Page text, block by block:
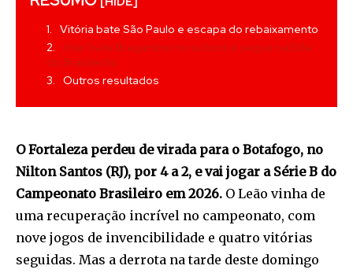
Vitória bate São Paulo e escapa do rebaixamento
Inter bate Bragantino no sufoco e segue na Elite
do Brasileirão
Outros resultados
O Fortaleza perdeu de virada para o Botafogo, no
Nilton Santos (RJ), por 4 a 2, e vai jogar a Série B do
Campeonato Brasileiro em 2026. O Leão vinha de
uma recuperação incrível no campeonato, com
nove jogos de invencibilidade e quatro vitórias
seguidas. Mas a derrota na tarde deste domingo